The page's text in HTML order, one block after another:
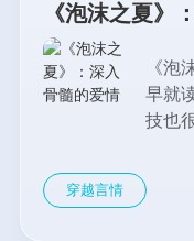
《泡沫之夏》
《泡
早就
技也
穿越言情